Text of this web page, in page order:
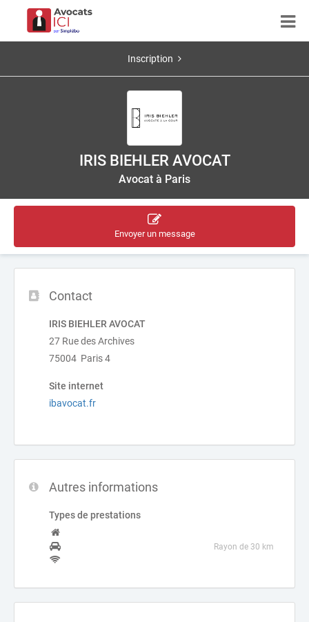
Inscription
IRIS BIEHLER AVOCAT
Avocat à Paris
Envoyer un message
Contact
IRIS BIEHLER AVOCAT
27 Rue des Archives
75004 Paris 4
Site internet
ibavocat.fr
Autres informations
Types de prestations
Rayon de 30 km